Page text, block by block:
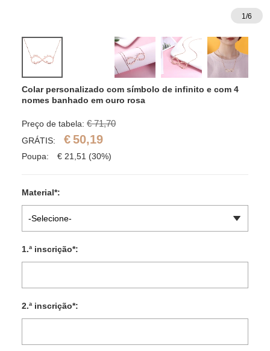
1/6
Colar personalizado com símbolo de infinito e com 4
nomes banhado em ouro rosa
Preço de tabela: € 71,70
GRÁTIS: €50,19
Poupa: € 21,51 (30%)
Material*:
-Selecione-
1.ª inscrição*:
2.ª inscrição*: